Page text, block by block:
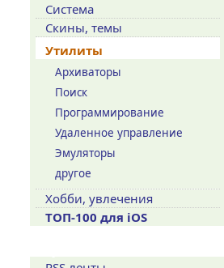
Система
Скины, темы
Утилиты
Архиваторы
Поиск
Программирование
Удаленное управление
Эмуляторы
другое
Хобби, увлечения
ТОП-100 для iOS